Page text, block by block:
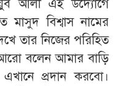
আলী এই উদ্যোগে
মাসুদ বিশ্বাস নামের
তার নিজের পরিহিত
বলেন আমার বাড়ি
প্রদান করবো।